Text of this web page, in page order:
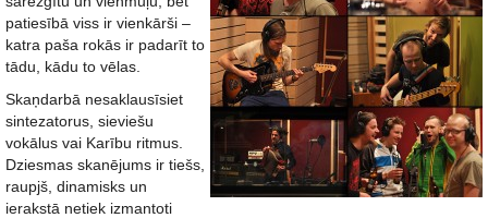
patiesībā viss ir vienkārši –
katra paša rokās ir padarīt to
tādu, kādu to vēlas.
Skaņdarbā nesaklausīsiet
sintezatorus, sieviešu
vokālus vai Karību ritmus.
Dziesmas skanējums ir tiešs,
raupjš, dinamisks un
ierakstā netiek izmantoti